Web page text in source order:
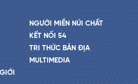
NGƯỜI MIỀN NÚI CHẤT
KẾT NỐI 54
TRI THỨC BẢN ĐỊA
MULTIMEDIA